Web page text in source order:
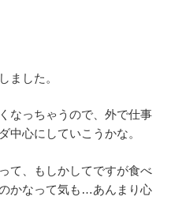
ました。
なっちゃうので、外で仕事
中心にしていこうかな。
、もしかしてですが食べ
かなって気も…あんまり心